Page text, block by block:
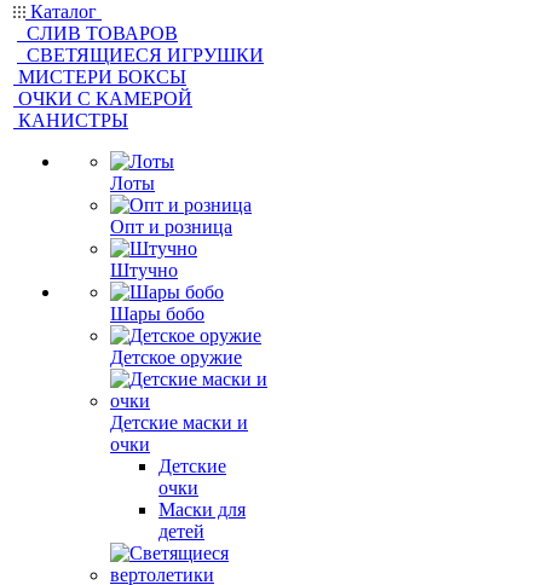
Каталог
CЛИВ ТОВАРОВ
СВЕТЯЩИЕСЯ ИГРУШКИ
МИСТЕРИ БОКСЫ
ОЧКИ С КАМЕРОЙ
КАНИСТРЫ
Лоты
Опт и розница
Штучно
Шары бобо
Детское оружие
Детские маски и
очки
Детские
очки
Маски для
детей